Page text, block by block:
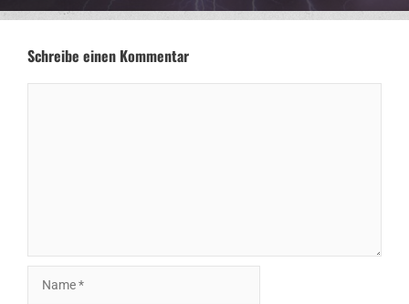
Schreibe einen Kommentar